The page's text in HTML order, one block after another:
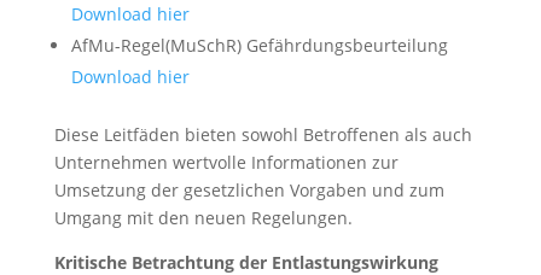
Download hier
AfMu-Regel(MuSchR) Gefährdungsbeurteilung
Download hier
Diese Leitfäden bieten sowohl Betroffenen als auch
Unternehmen wertvolle Informationen zur
Umsetzung der gesetzlichen Vorgaben und zum
Umgang mit den neuen Regelungen.
Kritische Betrachtung der Entlastungswirkung